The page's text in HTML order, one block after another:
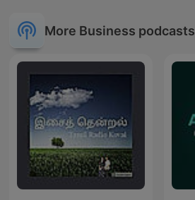
More Business podcasts